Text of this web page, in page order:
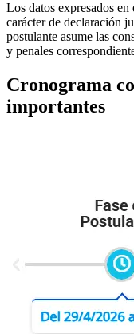
Los datos expresados
carácter de declaración
postulante asume las
y penales
Cronograma
importantes